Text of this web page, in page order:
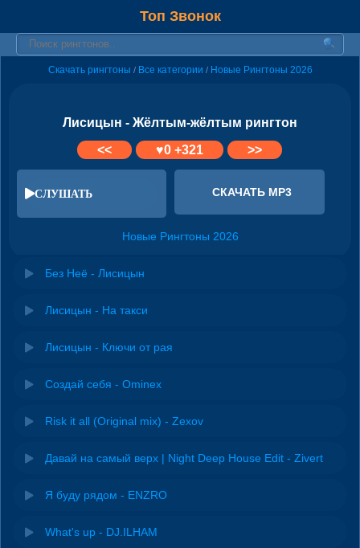
Топ Звонок
Скачать рингтоны / Все категории / Новые Рингтоны 2026
Лисицын - Жёлтым-жёлтым рингтон
<<
♥0+321 >>
СЛУШАТЬ СКАЧАТЬ MP3
Новые Рингтоны 2026
Без Неё - Лисицын
Лисицын - На такси
Лисицын - Ключи от рая
Создай себя - Ominex
Risk it all (Original mix) - Zexov
Давай на самый верх | Night Deep House Edit - Zivert
Я буду рядом - ENZRO
What's up - DJ.ILHAM